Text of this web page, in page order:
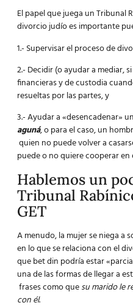
El papel que juega un Tribunal
divorcio judío es importante
1.- Supervisar el proceso de
2.- Decidir (o ayudar a mediar,
financieras y de custodia
resueltas por las partes, y
3.- Ayudar a «desencadenar»
aguná, o para el caso, un
quien no puede volver a
puede o no quiere cooperar
Hablemos un
Tribunal
GET
A menudo, la mujer se niega a
en lo que se relaciona con el
que bet din podría estar
una de las formas de llegar a
frases como quesu marido le
con él.